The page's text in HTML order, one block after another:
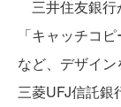
三井住友銀行
「キャッチコ
など、デザイ
三菱UFJ信託銀